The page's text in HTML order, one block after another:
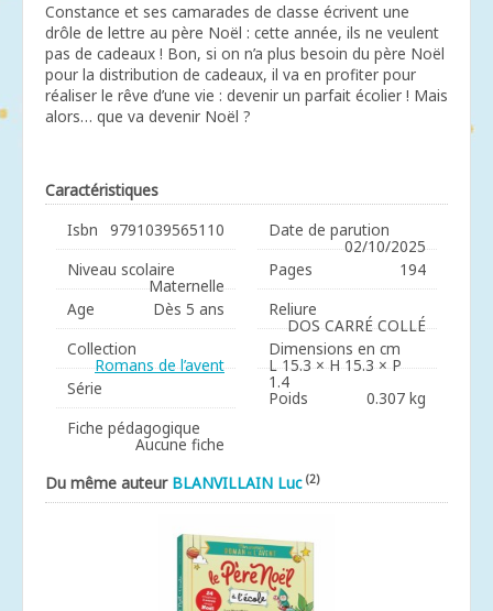
Constance et ses camarades de classe écrivent une
drôle de lettre au père Noël : cette année, ils ne veulent
pas de cadeaux ! Bon, si on n’a plus besoin du père Noël
pour la distribution de cadeaux, il va en profiter pour
réaliser le rêve d’une vie : devenir un parfait écolier ! Mais
alors… que va devenir Noël ?
Caractéristiques
Isbn
9791039565110
Niveau scolaire
Maternelle
Age
Dès 5 ans
Collection
Romans de l’avent
Série
Fiche pédagogique
Aucune fiche
Date de parution
02/10/2025
Pages
194
Reliure
DOS CARRÉ COLLÉ
Dimensions en cm
L 15.3 × H 15.3 × P
1.4
Poids 0.307 kg
Du même auteur BLANVILLAIN Luc (2)